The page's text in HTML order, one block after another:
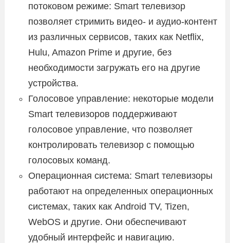
потоковом режиме: Smart телевизор
позволяет стримить видео- и аудио-контент
из различных сервисов, таких как Netflix,
Hulu, Amazon Prime и другие, без
необходимости загружать его на другие
устройства.
Голосовое управление: некоторые модели
Smart телевизоров поддерживают
голосовое управление, что позволяет
контролировать телевизор с помощью
голосовых команд.
Операционная система: Smart телевизоры
работают на определенных операционных
системах, таких как Android TV, Tizen,
WebOS и другие. Они обеспечивают
удобный интерфейс и навигацию.